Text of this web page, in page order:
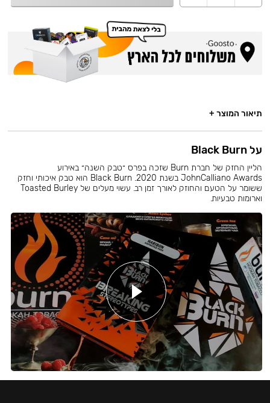
תיאור המוצר +
על Black Burn
הליין החזק של חברת Burn שזכה בפרס ״טבק השנה״ באירוע
JohnCalliano Awards בשנת 2020. Black Burn הוא טבק איכותי וחזק
ששומר על הטעם והחוזק לאורך זמן רב. עשוי מעלים של Toasted Burley
וארומות טבעיות.